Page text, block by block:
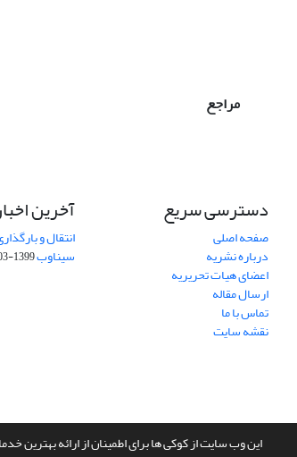
این وب سایت از کوکی ها برای اطمینان از ارائه بهترین
مراجع
دسترسی سریع
صفحه اصلی
درباره نشریه
اعضای هیات تحریریه
ارسال مقاله
تماس با ما
نقشه سایت
آخرین
انتقال و
سیناوب1399-03-20